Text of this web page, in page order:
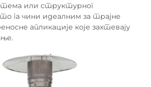
или структурног
га чини идеалним за трајне
апликације које захтевају